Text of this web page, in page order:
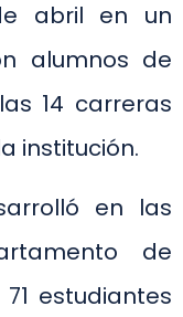
abril en un
alumnos de
14 carreras
institución.
en las
de
estudiantes